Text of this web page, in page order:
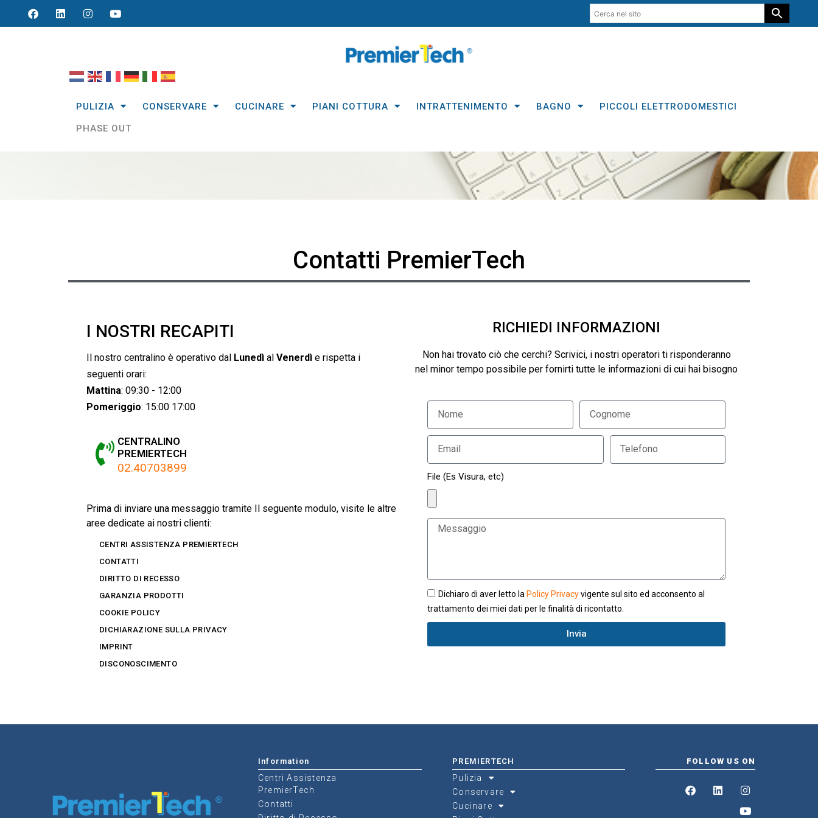
PULIZIA CONSERVARE CUCINARE PIANI COTTURA INTRATTENIMENTO BAGNO
PICCOLI ELETTRODOMESTICI
PHASE OUT
Contatti PremierTech
I NOSTRI RECAPITI
Il nostro centralino è operativo dal Lunedì al Venerdì e rispetta i
seguenti orari:
Mattina: 09:30 - 12:00
Pomeriggio: 15:00 17:00
CENTRALINO
PREMIERTECH
02.40703899
Prima di inviare una messaggio tramite Il seguente modulo, visite le altre
aree dedicate ai nostri clienti:
CENTRI ASSISTENZA PREMIERTECH
CONTATTI
DIRITTO DI RECESSO
GARANZIA PRODOTTI
COOKIE POLICY
DICHIARAZIONE SULLA PRIVACY
IMPRINT
DISCONOSCIMENTO
RICHIEDI INFORMAZIONI
Non hai trovato ciò che cerchi? Scrivici, i nostri operatori ti risponderanno
nel minor tempo possibile per fornirti tutte le informazioni di cui hai bisogno
File (Es Visura, etc)
Dichiaro di aver letto la Policy Privacyvigente sul sito ed acconsento al
trattamento dei miei dati per le finalità di ricontatto.
Invia
Information
Centri Assistenza
PremierTech
Contatti
PREMIERTECH
Pulizia
Conservare
Cucinare
FOLLOW US ON